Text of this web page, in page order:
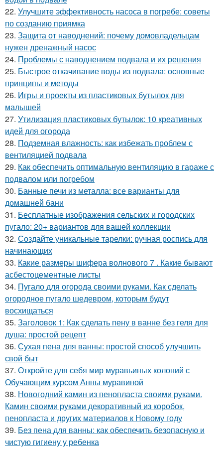
22. Улучшите эффективность насоса в погребе: советы
по созданию приямка
23. Защита от наводнений: почему домовладельцам
нужен дренажный насос
24. Проблемы с наводнением подвала и их решения
25. Быстрое откачивание воды из подвала: основные
принципы и методы
26. Игры и проекты из пластиковых бутылок для
малышей
27. Утилизация пластиковых бутылок: 10 креативных
идей для огорода
28. Подземная влажность: как избежать проблем с
вентиляцией подвала
29. Как обеспечить оптимальную вентиляцию в гараже с
подвалом или погребом
30. Банные печи из металла: все варианты для
домашней бани
31. Бесплатные изображения сельских и городских
пугало: 20+ вариантов для вашей коллекции
32. Создайте уникальные тарелки: ручная роспись для
начинающих
33. Какие размеры шифера волнового 7 . Какие бывают
асбестоцементные листы
34. Пугало для огорода своими руками. Как сделать
огородное пугало шедевром, которым будут
восхищаться
35. Заголовок 1: Как сделать пену в ванне без геля для
душа: простой рецепт
36. Сухая пена для ванны: простой способ улучшить
свой быт
37. Откройте для себя мир муравьиных колоний с
Обучающим курсом Анны муравиной
38. Новогодний камин из пенопласта своими руками.
Камин своими руками декоративный из коробок,
пенопласта и других материалов к Новому году
39. Без пена для ванны: как обеспечить безопасную и
чистую гигиену у ребенка